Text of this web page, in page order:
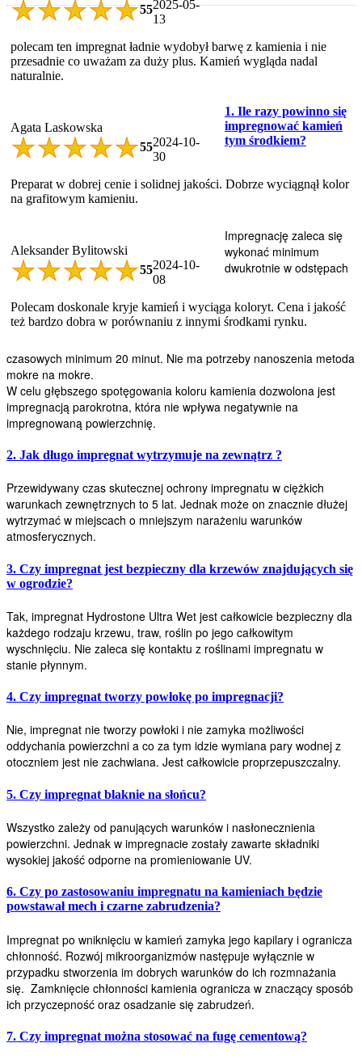
552025-05-
13
polecam ten impregnat ładnie wydobył barwę z kamienia i nie
przesadnie co uważam za duży plus. Kamień wygląda nadal
naturalnie.
Agata Laskowska
552024-10-
30
Preparat w dobrej cenie i solidnej jakości. Dobrze wyciągnął kolor
na grafitowym kamieniu.
Aleksander Bylitowski
552024-10-
08
Polecam doskonale kryje kamień i wyciąga koloryt. Cena i jakość
też bardzo dobra w porównaniu z innymi środkami rynku.
1. Ile razy powinno się
impregnować kamień
tym środkiem?
Impregnację zaleca się
wykonać minimum
dwukrotnie w odstępach
czasowych minimum 20 minut. Nie ma potrzeby nanoszenia metoda
mokre na mokre.
W celu głębszego spotęgowania koloru kamienia dozwolona jest
impregnacją parokrotna, która nie wpływa negatywnie na
impregnowaną powierzchnię.
2. Jak długo impregnat wytrzymuje na zewnątrz ?
Przewidywany czas skutecznej ochrony impregnatu w ciężkich
warunkach zewnętrznych to 5 lat. Jednak może on znacznie dłużej
wytrzymać w miejscach o mniejszym narażeniu warunków
atmosferycznych.
3. Czy impregnat jest bezpieczny dla krzewów znajdujących się
w ogrodzie?
Tak, impregnat Hydrostone Ultra Wet jest całkowicie bezpieczny dla
każdego rodzaju krzewu, traw, roślin po jego całkowitym
wyschnięciu. Nie zaleca się kontaktu z roślinami impregnatu w
stanie płynnym.
4. Czy impregnat tworzy powłokę po impregnacji?
Nie, impregnat nie tworzy powłoki i nie zamyka możliwości
oddychania powierzchni a co za tym idzie wymiana pary wodnej z
otoczniem jest nie zachwiana. Jest całkowicie proprzepuszczalny.
5. Czy impregnat blaknie na słońcu?
Wszystko zależy od panujących warunków i nasłonecznienia
powierzchni. Jednak w impregnacie zostały zawarte składniki
wysokiej jakość odporne na promieniowanie UV.
6. Czy po zastosowaniu impregnatu na kamieniach będzie
powstawał mech i czarne zabrudzenia?
Impregnat po wniknięciu w kamień zamyka jego kapilary i ogranicza
chłonność. Rozwój mikroorganizmów następuje wyłącznie w
przypadku stworzenia im dobrych warunków do ich rozmnażania
się. Zamknięcie chłonności kamienia ogranicza w znaczący sposób
ich przyczepność oraz osadzanie się zabrudzeń.
7. Czy impregnat można stosować na fugę cementową?